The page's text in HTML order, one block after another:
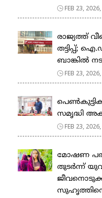
FEB 23,
രാജ്യത്ത്
തട്ടിപ്പ്;
ബാങ്കിൽ
FEB 23,
സ​മൃ​ദ്ധി
FEB 23,
മോഷണ
തുടര്‍ന്ന്